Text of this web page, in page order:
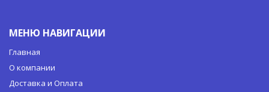
МЕНЮ НАВИГАЦИИ
Главная
О компании
Доставка и Оплата